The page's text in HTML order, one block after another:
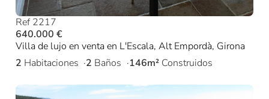
Ref 2217
640.000 €
Villa de lujo en venta en L'Escala, Alt Empordà, Girona
2 Habitaciones 2 Baños 146m² Construidos